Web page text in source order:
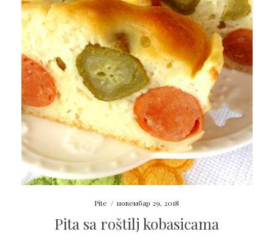
Pite / новембар 29, 2018
Pita sa roštilj kobasicama